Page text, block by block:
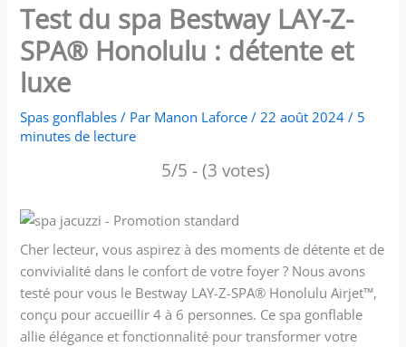
Test du spa Bestway LAY-Z-
SPA® Honolulu : détente et
luxe
Spas gonflables / Par Manon Laforce/22 août 2024/ 5
minutes de lecture
5/5 - (3 votes)
Cher lecteur, vous aspirez à des moments de détente et de
convivialité dans le confort de votre foyer ? Nous avons
testé pour vous le Bestway LAY-Z-SPA® Honolulu Airjet™,
conçu pour accueillir 4 à 6 personnes. Ce spa gonflable
allie élégance et fonctionnalité pour transformer votre